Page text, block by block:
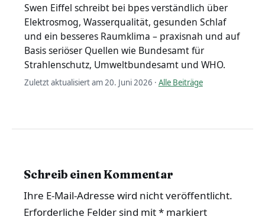
Swen Eiffel schreibt bei bpes verständlich über
Elektrosmog, Wasserqualität, gesunden Schlaf
und ein besseres Raumklima – praxisnah und auf
Basis seriöser Quellen wie Bundesamt für
Strahlenschutz, Umweltbundesamt und WHO.
Zuletzt aktualisiert am 20. Juni 2026 · Alle Beiträge
Schreib einen Kommentar
Ihre E-Mail-Adresse wird nicht veröffentlicht.
Erforderliche Felder sind mit* markiert